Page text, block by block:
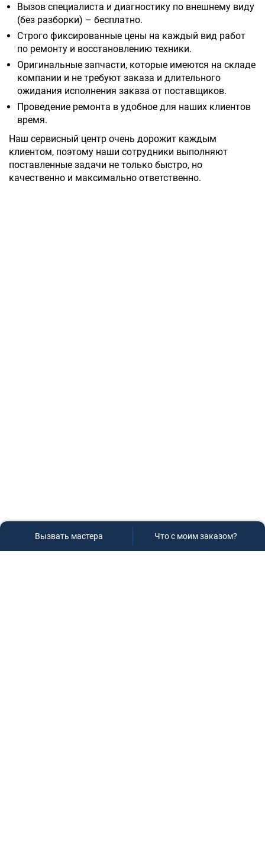
Вызов специалиста и диагностику по внешнему виду
(без разборки) – бесплатно.
Строго фиксированные цены на каждый вид работ
по ремонту и восстановлению техники.
Оригинальные запчасти, которые имеются на складе
компании и не требуют заказа и длительного
ожидания исполнения заказа от поставщиков.
Проведение ремонта в удобное для наших клиентов
время.
Наш сервисный центр очень дорожит каждым
клиентом, поэтому наши сотрудники выполняют
поставленные задачи не только быстро, но
качественно и максимально ответственно.
Вызвать мастера Что с моим заказом?